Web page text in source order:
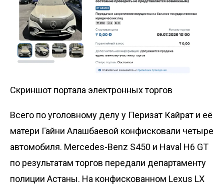
Скриншот портала электронных торгов
Всего по уголовному делу у Перизат Кайрат и её
матери Гайни Алашбаевой конфисковали четыре
автомобиля. Mercedes-Benz S450 и Haval H6 GT
по результатам торгов передали департаменту
полиции Астаны. На конфискованном Lexus LX